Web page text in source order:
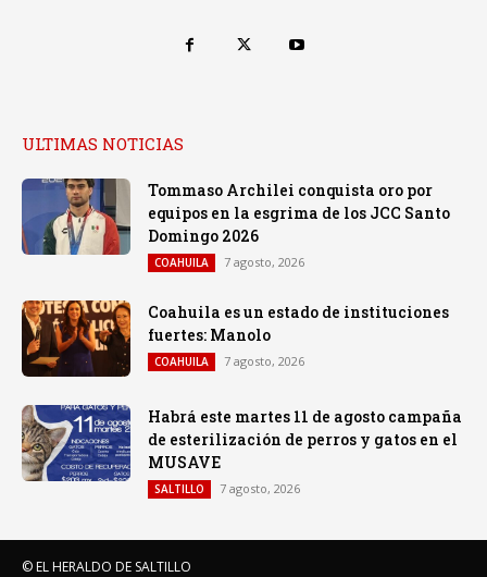
ULTIMAS NOTICIAS
Tommaso Archilei conquista oro por
equipos en la esgrima de los JCC Santo
Domingo 2026
COAHUILA 7 agosto, 2026
Coahuila es un estado de instituciones
fuertes: Manolo
COAHUILA 7 agosto, 2026
Habrá este martes 11 de agosto campaña
de esterilización de perros y gatos en el
MUSAVE
SALTILLO 7 agosto, 2026
© EL HERALDO DE SALTILLO